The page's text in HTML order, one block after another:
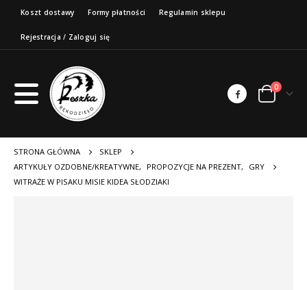
Koszt dostawy Formy płatności Regulamin sklepu
Rejestracja / Zaloguj się
0
STRONA GŁÓWNA
SKLEP
ARTYKUŁY OZDOBNE/KREATYWNE, PROPOZYCJE NA PREZENT,
GRY
WITRAŻE W PISAKU MISIE KIDEA SŁODZIAKI